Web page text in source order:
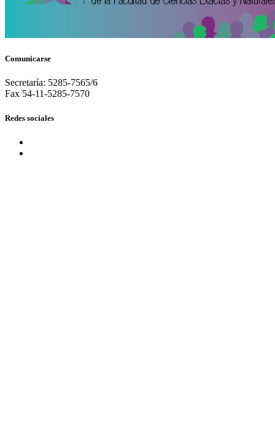
Comunicarse
Secretaría: 5285-7565/6
Fax 54-11-5285-7570
Redes sociales